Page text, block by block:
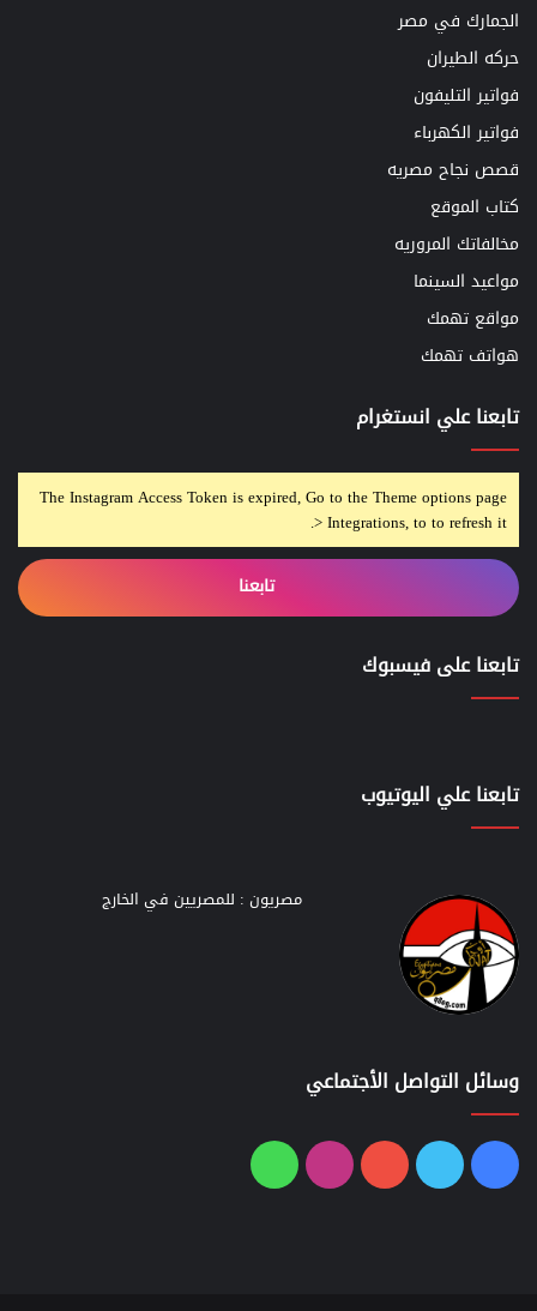
الجمارك في مصر
حركه الطيران
فواتير التليفون
فواتير الكهرباء
قصص نجاح مصريه
كتاب الموقع
مخالفاتك المروريه
مواعيد السينما
مواقع تهمك
هواتف تهمك
تابعنا علي انستغرام
The Instagram Access Token is expired, Go to the Theme options page
> Integrations, to to refresh it.
تابعنا
تابعنا على فيسبوك
تابعنا علي اليوتيوب
مصريون : للمصريين في الخارج
وسائل التواصل الأجتماعي
فيسبوك
تويتر يوتيوبانستقرامواتساب